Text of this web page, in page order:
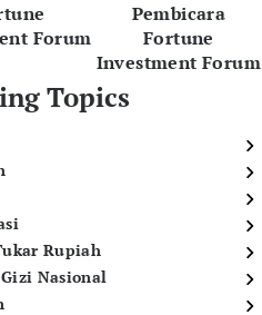
Forum
Pembicara
Fortune
Investment Forum
Topics
Rupiah
Nasional